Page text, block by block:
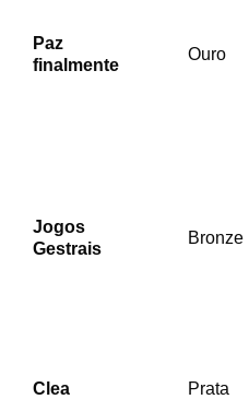
Paz
finalmente
Ouro
Jogos
Gestrais
Bronze
Clea Prata